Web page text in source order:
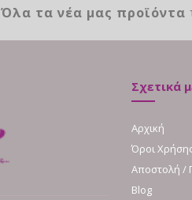
Όλα τα νέα μας προϊόντα
Σχετικά
Αρχική
Όροι
Αποστολή /
Blog